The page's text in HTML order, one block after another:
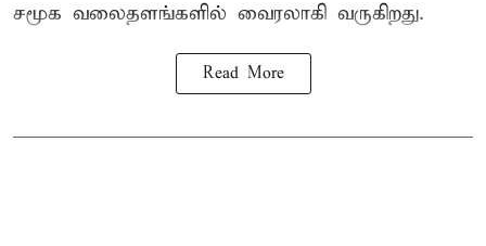
சமூக வலைதளங்களில் வைரலாகி வருகிறது.
Read More